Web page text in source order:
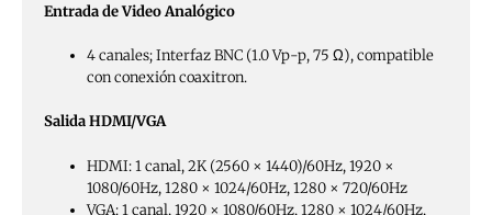
Entrada de Video Analógico
4 canales; Interfaz BNC (1.0 Vp-p, 75 Ω), compatible
con conexión coaxitron.
Salida HDMI/VGA
HDMI: 1 canal, 2K (2560 × 1440)/60Hz, 1920 ×
1080/60Hz, 1280 × 1024/60Hz, 1280 × 720/60Hz
VGA: 1 canal, 1920 × 1080/60Hz, 1280 × 1024/60Hz,